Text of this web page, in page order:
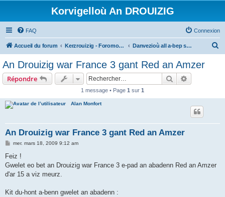
Korvigelloù An DROUIZIG
FAQ Connexion
Accueil du forum Kerzrouizig - Foromoù An Drouizig Danvezioù all a-bep seurt
An Drouizig war France 3 gant Red an Amzer
Répondre Rechercher
1 message • Page 1 sur 1
Alan Monfort
An Drouizig war France 3 gant Red an Amzer
M
s
a
g
mer. mars 18, 2009 9:12 am
Feiz !
Gwelet eo bet an Drouizig war France 3 e-pad an abadenn Red an Amzer
d'ar 15 a viz meurz.
Kit du-hont a-benn gwelet an abadenn :